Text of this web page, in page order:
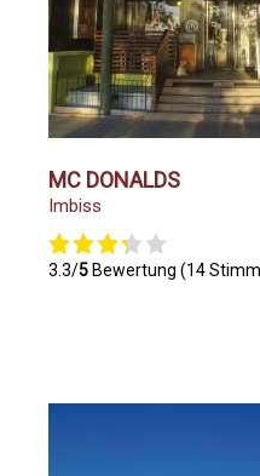
MC DONALDS
Imbiss
3.3/5 Bewertung (14